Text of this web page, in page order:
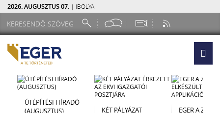
2026. AUGUSZTUS 07. | IBOLYA
ÚTÉPÍTÉSI HÍRADÓ
(AUGUSZTUS)
KÉT PÁLYÁZAT
EGER A